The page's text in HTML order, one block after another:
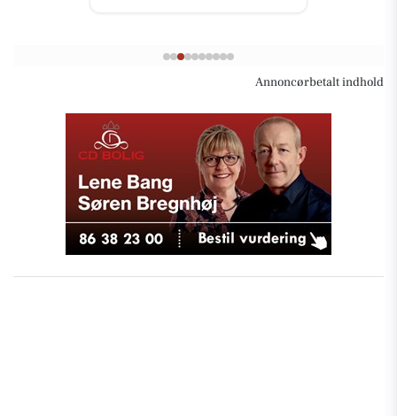
Annoncørbetalt indhold